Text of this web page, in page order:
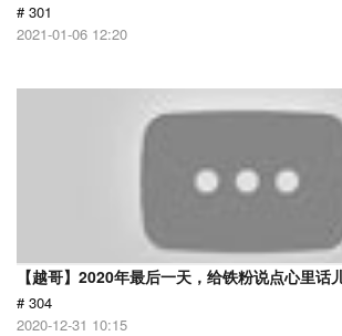
# 301
2021-01-06 12:20
【越哥】2020年最后一天，给铁粉说点心里话
# 304
2020-12-31 10:15